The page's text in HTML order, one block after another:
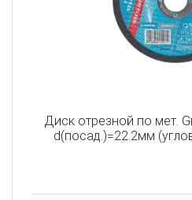
Диск отрезной по мет.
d(посад.)=22.2мм